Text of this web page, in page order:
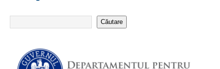
Căutare